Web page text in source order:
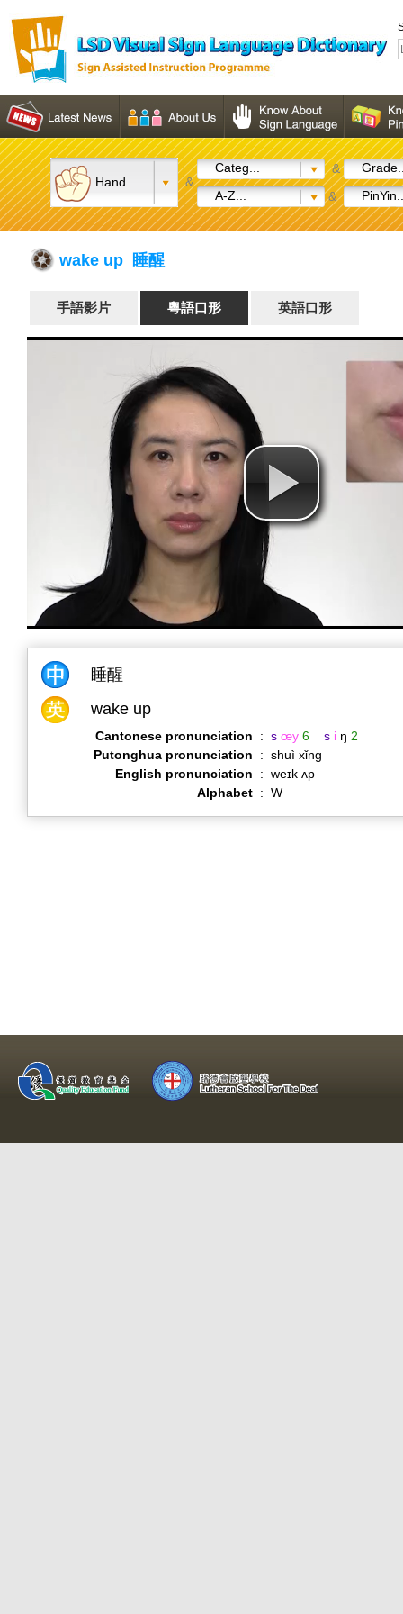
Hand... &
Categ... &
A-Z...
&
wake up 睡醒
手語影片 粵語口形 英語口形
睡醒
wake up
Cantonese pronunciation : s œy 6 s i ŋ 2
Putonghua pronunciation
: shuì xǐng
English pronunciation
: weɪk ʌp
Alphabet : W